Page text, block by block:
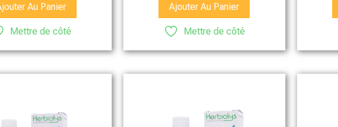
Au Panier
Mettre de côté
Ajouter Au Panier
Mettre de côté